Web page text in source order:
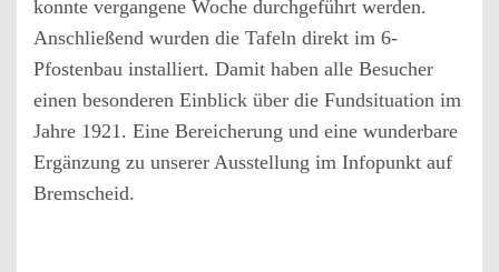
konnte vergangene Woche durchgeführt werden.
Anschließend wurden die Tafeln direkt im 6-
Pfostenbau installiert. Damit haben alle Besucher
einen besonderen Einblick über die Fundsituation im
Jahre 1921. Eine Bereicherung und eine wunderbare
Ergänzung zu unserer Ausstellung im Infopunkt auf
Bremscheid.